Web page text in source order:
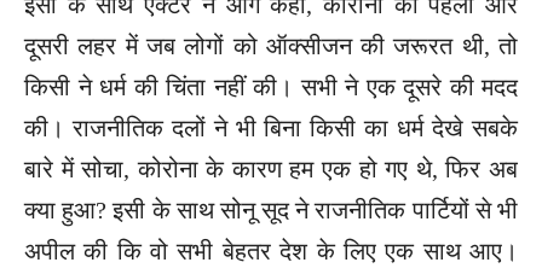
दूसरी लहर में जब लोगों को ऑक्सीजन की जरूरत थी, तो
किसी ने धर्म की चिंता नहीं की। सभी ने एक दूसरे की मदद
की। राजनीतिक दलों ने भी बिना किसी का धर्म देखे सबके
बारे में सोचा, कोरोना के कारण हम एक हो गए थे, फिर अब
क्या हुआ? इसी के साथ सोनू सूद ने राजनीतिक पार्टियों से भी
अपील की कि वो सभी बेहतर देश के लिए एक साथ आए।